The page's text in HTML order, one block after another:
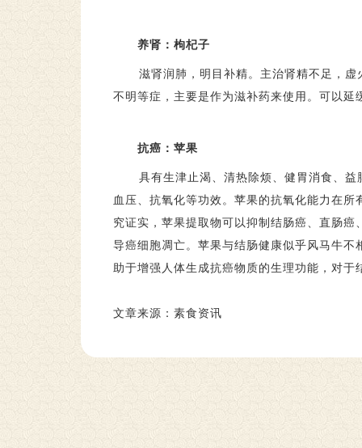
养肾：枸杞子
滋肾润肺，明目补精。主治肾精不足，
不明等症，主要是作为滋补药来使用。可以
抗癌：苹果
具有生津止渴、清热除烦、健胃消食、
血压、抗氧化等功效。苹果的抗氧化能力在
究证实，苹果提取物可以抑制结肠癌、直肠
导癌细胞凋亡。苹果与结肠健康似乎风马牛
助于增强人体生成抗癌物质的生理功能，对于
文章来源：素食资讯